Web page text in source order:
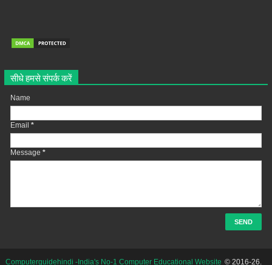
सीधे हमसे संपर्क करें
Name
Email *
Message *
Computerguidehindi -India's No-1 Computer Educational Website © 2016-26.